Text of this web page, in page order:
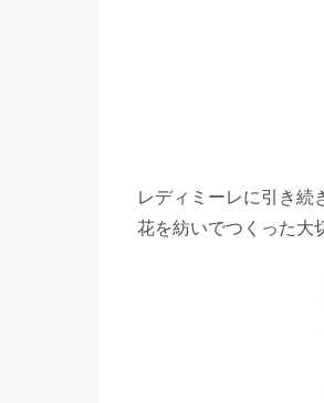
レディミーレに引き続
花を紡いでつくった大